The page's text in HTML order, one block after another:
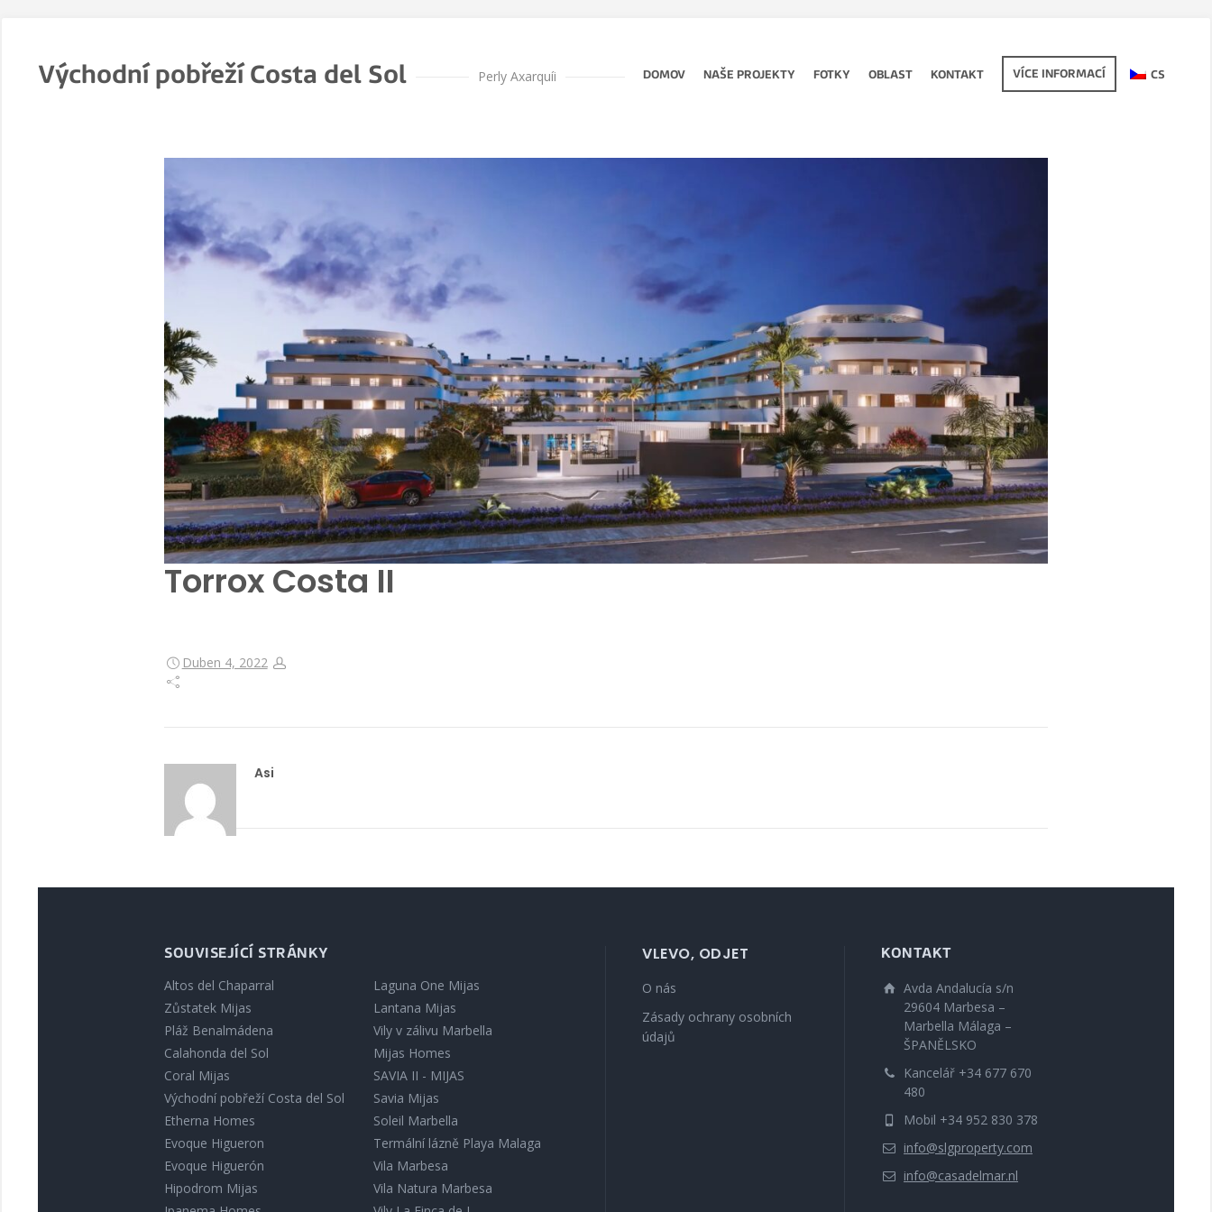
Východní pobřeží Costa del Sol Perly Axarquíi DOMOV NAŠE PROJEKTY FOTKY OBLAST KONTAKT VÍCE INFORMACÍ CS
Torrox Costa II
Duben 4, 2022
Asi
SOUVISEJÍCÍ STRÁNKY
Altos del Chaparral
Zůstatek Mijas
Pláž Benalmádena
Calahonda del Sol
Coral Mijas
Východní pobřeží Costa del Sol
Etherna Homes
Evoque Higueron
Evoque Higuerón
Hipodrom Mijas
Laguna One Mijas
Lantana Mijas
Vily v zálivu Marbella
Mijas Homes
SAVIA II - MIJAS
Savia Mijas
Soleil Marbella
Termální lázně Playa Malaga
Vila Marbesa
Vila Natura Marbesa
VLEVO, ODJET
O nás
Zásady ochrany osobních
údajů
KONTAKT
Avda Andalucía s/n
29604 Marbesa –
Marbella Málaga –
ŠPANĚLSKO
Kancelář +34 677 670
480
Mobil +34 952 830 378
info@slgproperty.com
info@casadelmar.nl